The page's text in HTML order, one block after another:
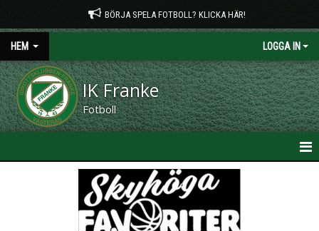
BÖRJA SPELA FOTBOLL? KLICKA HÄR!
HEM LOGGA IN
IK Franke
Fotboll